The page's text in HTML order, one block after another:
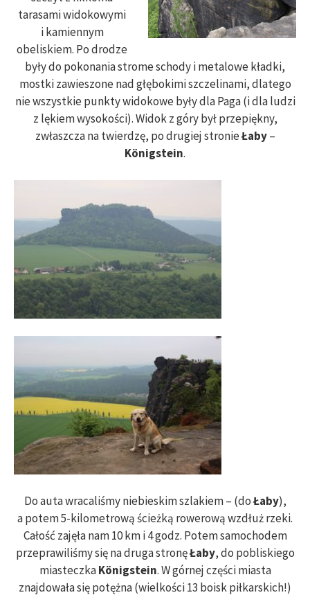
tarasami widokowymi
i kamiennym
obeliskiem. Po drodze
były do pokonania strome schody i metalowe kładki,
mostki zawieszone nad głębokimi szczelinami, dlatego
nie wszystkie punkty widokowe były dla Paga (i dla ludzi
z lękiem wysokości). Widok z góry był przepiękny,
zwłaszcza na twierdzę, po drugiej stronieŁaby–
Königstein.
Do auta wracaliśmy niebieskim szlakiem – (doŁaby),
a potem 5-kilometrową ścieżką rowerową wzdłuż rzeki.
Całość zajęła nam 10 km i 4 godz. Potem samochodem
przeprawiliśmy się na druga stronęŁaby, do pobliskiego
miasteczkaKönigstein. W górnej części miasta
znajdowała się potężna (wielkości 13 boisk piłkarskich!)